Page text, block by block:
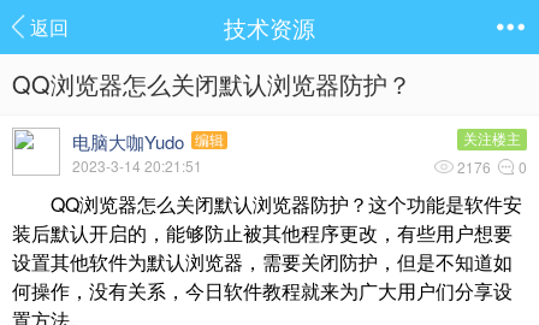
返回 技术资源
QQ浏览器怎么关闭默认浏览器防护？
电脑大咖Yudo 编辑
2023-3-14 20:21:51
关注楼主
2176 0
QQ浏览器怎么关闭默认浏览器防护？这个功能是软件安
装后默认开启的，能够防止被其他程序更改，有些用户想要
设置其他软件为默认浏览器，需要关闭防护，但是不知道如
何操作，没有关系，今日软件教程就来为广大用户们分享设
置方法。